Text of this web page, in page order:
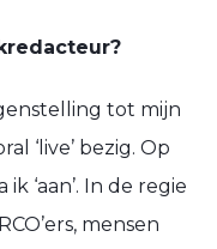
tot mijn
‘live’ bezig. Op
ik ‘aan’. In de regie
RCO’ers, mensen